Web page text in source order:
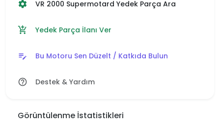
settings VR 2000 Supermotard Yedek Parça Ara
add_shopping_cart Yedek Parça İlanı Ver
edit_note Bu Motoru Sen Düzelt / Katkıda Bulun
help_outline Destek & Yardım
Görüntülenme İstatistikleri